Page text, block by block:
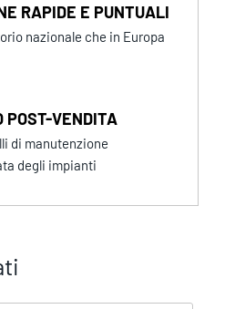
RAPIDE E PUNTUALI
nazionale che in Europa
POST-VENDITA
di manutenzione
degli impianti